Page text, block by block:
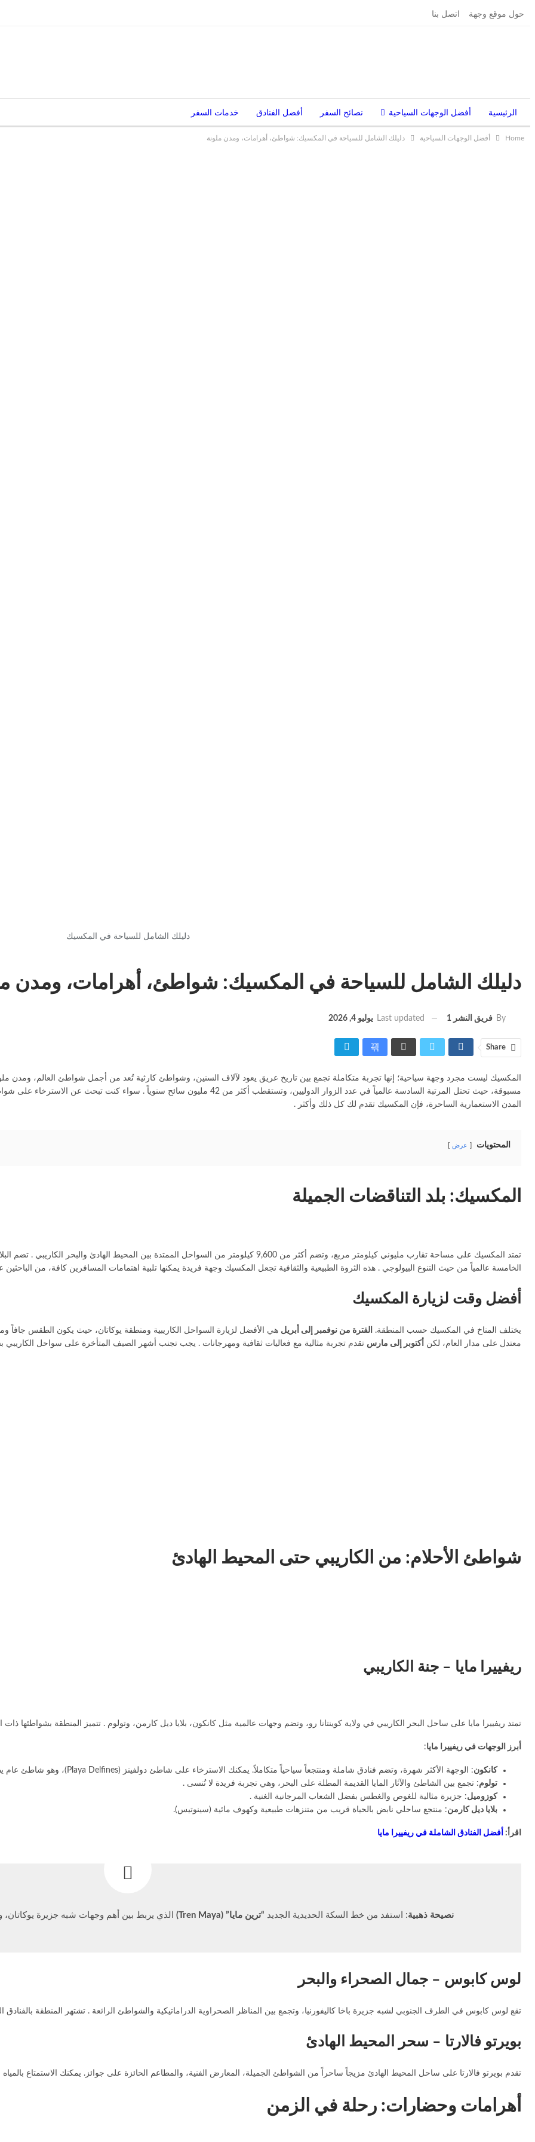
حول موقع وجهة اتصل بنا
الرئيسية أفضل الوجهات السياحية نصائح السفر أفضل الفنادق خدمات السفر
Home أفضل الوجهات السياحية دليلك الشامل للسياحة في المكسيك: شواطئ، أهرامات، ومدن ملونة
دليلك الشامل للسياحة في المكسيك
دليلك الشامل للسياحة في المكسيك: شواطئ، أهرامات، ومدن
By فريق النشر 1 Last updated يوليو 4, 2026
Share
مسبوقة، حيث تحتل المرتبة السادسة عالمياً في عدد الزوار الدوليين، وتستقطب أكثر من 42
المدن الاستعمارية الساحرة، فإن المكسيك تقدم لك كل ذلك وأكثر .
المحتويات عرض
المكسيك: بلد التناقضات الجميلة
الخامسة عالمياً من حيث التنوع البيولوجي . هذه الثروة الطبيعية والثقافية تجعل المكسيك وجهة فريدة يمكنها تلبية اهتمامات المسافرين كافة، من
أفضل وقت لزيارة المكسيك
يختلف المناخ في المكسيك حسب المنطقة. الفترة من نوفمبر إلى أبريل هي الأفضل لزيارة السواحل الكاريبية ومنطقة يوكاتان، حيث يكون الطقس
معتدل على مدار العام، لكن
أكتوبر إلى مارس تقدم تجربة مثالية مع فعاليات ثقافية ومهرجانات . يجب تجنب أشهر الصيف المتأخرة على سواحل
شواطئ الأحلام: من الكاريبي حتى المحيط الهادئ
ريفييرا مايا – جنة الكاريبي
تمتد ريفييرا مايا على ساحل البحر الكاريبي في ولاية كوينتانا رو، وتضم وجهات عالمية مثل كانكون، بلايا ديل كارمن، وتولوم . تتميز المنطقة بشواطئها ذات
أبرز الوجهات في ريفييرا مايا:
كانكون: الوجهة الأكثر شهرة، وتضم فنادق شاملة ومنتجعاً سياحياً متكاملاً. يمكنك الاسترخاء على شاطئ دولفينز (Playa Delfines)، وهو شاطئ عام يطل على أجمل مناظر البحر الكاريبي .
تولوم: تجمع بين الشاطئ والآثار المايا القديمة المطلة على البحر، وهي تجربة فريدة لا تُنسى .
كوزوميل: جزيرة مثالية للغوص والغطس بفضل الشعاب المرجانية الغنية .
بلايا ديل كارمن: منتجع ساحلي نابض بالحياة قريب من متنزهات طبيعية وكهوف مائية (سينوتيس).
اقرأ: أفضل الفنادق الشاملة في ريفييرا مايا
نصيحة ذهبية: استفد من خط السكة الحديدية الجديد “ترين مايا” (Tren Maya) الذي يربط بين أهم وجهات شبه جزيرة يوكاتان،
لوس كابوس – جمال الصحراء والبحر
تقع لوس كابوس في الطرف الجنوبي لشبه جزيرة باخا كاليفورنيا، وتجمع بين المناظر الصحراوية الدراماتيكية والشواطئ الرائعة . تشتهر المنطقة
بويرتو فالارتا – سحر المحيط الهادئ
تقدم بويرتو فالارتا على ساحل المحيط الهادئ مزيجاً ساحراً من الشواطئ الجميلة، المعارض الفنية، والمطاعم الحائزة على جوائز. يمكنك الاستمتاع بالمياه
أهرامات وحضارات: رحلة في الزمن